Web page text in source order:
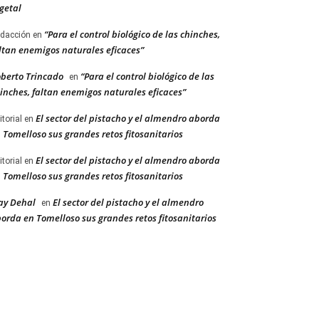
en “Para el control biológico de las chinches,
enemigos naturales eficaces”
Trincado en “Para el control biológico de las
faltan enemigos naturales eficaces”
en El sector del pistacho y el almendro aborda
Tomelloso sus grandes retos fitosanitarios
en El sector del pistacho y el almendro aborda
Tomelloso sus grandes retos fitosanitarios
Dehal en El sector del pistacho y el almendro
en Tomelloso sus grandes retos fitosanitarios